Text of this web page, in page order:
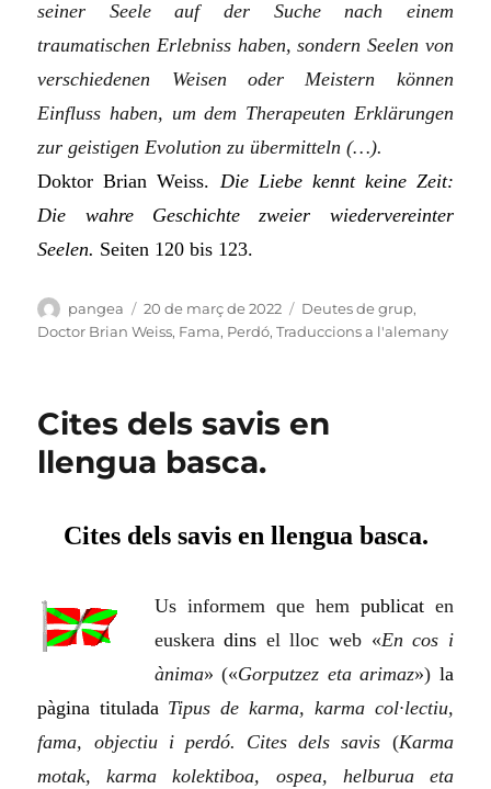
seiner Seele auf der Suche nach einem
traumatischen Erlebniss haben, sondern Seelen von
verschiedenen Weisen oder Meistern können
Einfluss haben, um dem Therapeuten Erklärungen
zur geistigen Evolution zu übermitteln (…).
Doktor Brian Weiss. Die Liebe kennt keine Zeit:
Die wahre Geschichte zweier wiedervereinter
Seelen. Seiten 120 bis 123.
Autor
pangea
Publicat
el
20 de març de 2022 Categories
Deutes de grup,
Doctor Brian Weiss, Fama, Perdó,Traduccions a l'alemany
Cites dels savis en
llengua basca.
Cites dels savis en llengua basca.
Us informem que hem publicaten
euskeradins el lloc web «En cos i
ànima» («Gorputzez eta arimaz») la
pàgina titulada Tipus de karma, karma col·lectiu,
fama, objectiu i perdó. Cites dels savis (Karma
motak, karma kolektiboa, ospea, helburua eta